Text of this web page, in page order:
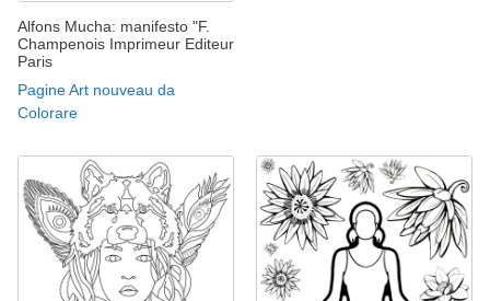
Alfons Mucha: manifesto "F.
Champenois Imprimeur Editeur
Paris
Pagine Art nouveau da
Colorare